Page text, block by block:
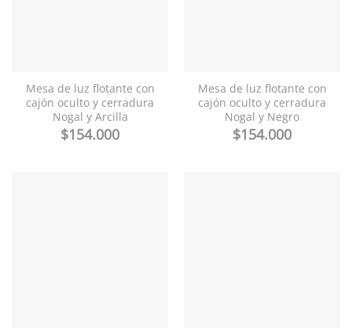
Mesa de luz flotante con
cajón oculto y cerradura
Nogal y Arcilla
$154.000
Mesa de luz flotante con
cajón oculto y cerradura
Nogal y Negro
$154.000